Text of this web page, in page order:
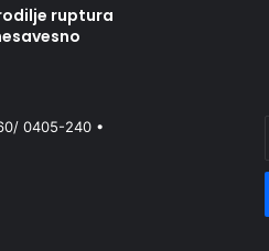
ruptura
0405-240 •